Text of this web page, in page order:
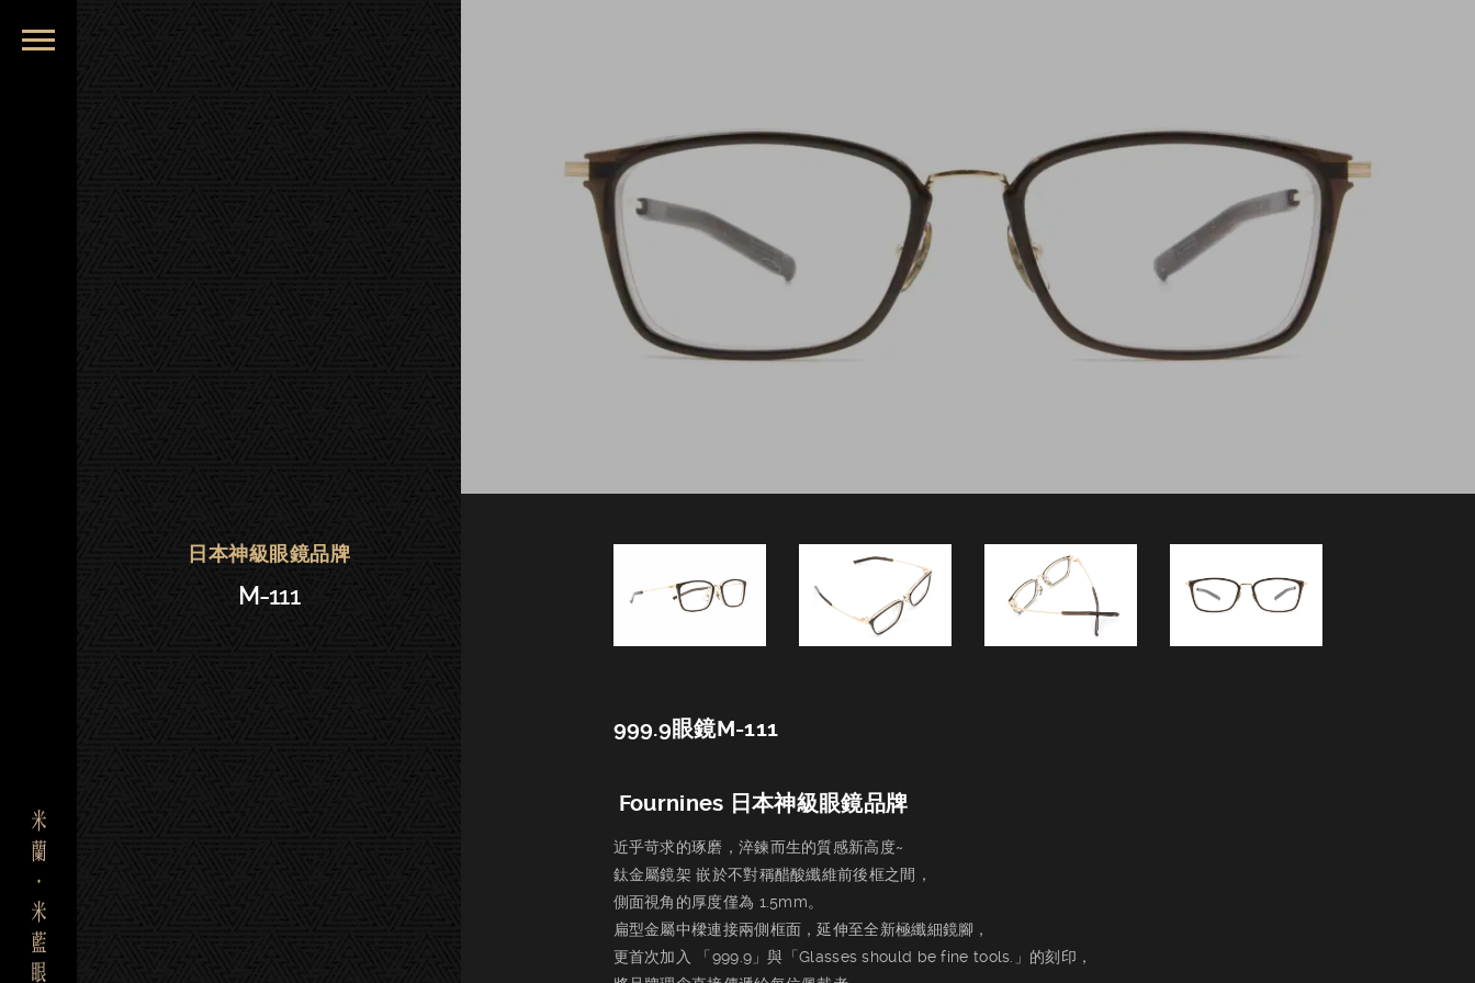
Fournines 999.9眼鏡 | 大安．晶華．台中－M-111
日本神級眼鏡品牌
M-111
999.9眼鏡M-111
Fournines 日本神級眼鏡品牌
近乎苛求的琢磨，淬鍊而生的質感新高度~
鈦金屬鏡架 嵌於不對稱醋酸纖維前後框之間，
側面視角的厚度僅為 1.5mm。
扁型金屬中樑連接兩側框面，延伸至全新極纖細鏡腳，
更首次加入 「999.9」與「Glasses should be fine tools.」的刻印，